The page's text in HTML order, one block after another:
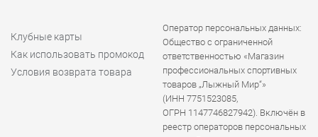
Клубные карты
Как использовать промокод
Условия возврата товара
Оператор персональных данных:
Общество с ограниченной
ответственностью «Магазин
профессиональных спортивных
товаров „Лыжный Мир“»
(ИНН 7751523085,
ОГРН 1147746827942). Включён в
реестр операторов персональных